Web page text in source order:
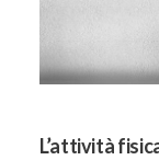
L’attività